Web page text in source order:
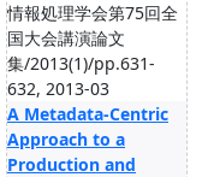
情報処理学会第75回全
国大会講演論文
集/2013(1)/pp.631-
632, 2013-03
A Metadata-Centric
Approach to a
Production and